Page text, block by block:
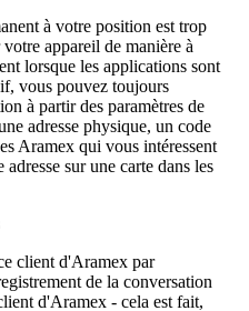
à votre position est trop
appareil de manière à
lorsque les applications sont
vous pouvez toujours
à partir des paramètres de
adresse physique, un code
Aramex qui vous intéressent
sur une carte dans les
client d'Aramex par
de la conversation
d'Aramex - cela est fait,